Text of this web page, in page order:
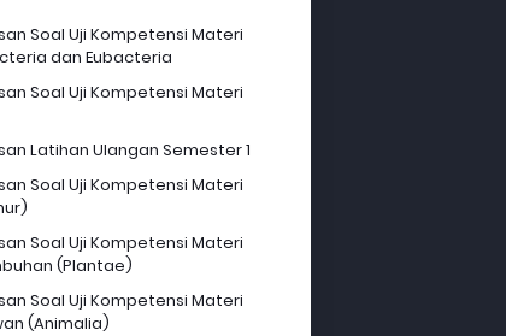
Soal Uji Kompetensi Materi
dan Eubacteria
Soal Uji Kompetensi Materi
Latihan Ulangan Semester 1
Soal Uji Kompetensi Materi
Soal Uji Kompetensi Materi
(Plantae)
Soal Uji Kompetensi Materi
(Animalia)